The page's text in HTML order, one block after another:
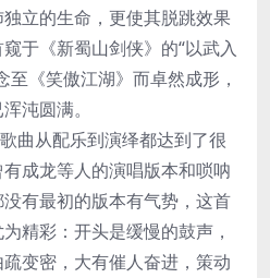
立的生命，更使其脱跳效果
于《新蜀山剑侠》的“以武入
至《笑傲江湖》而卓然成形，
沌圆满。
曲从配乐到演绎都达到了很
成龙等人的演唱版本和唢呐
有最初的版本有气势，这首
精彩：开头是缓慢的鼓声，
变密，大有催人奋进，策动